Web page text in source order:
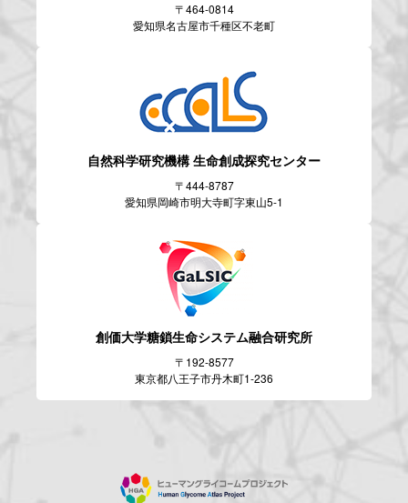
〒464-0814
愛知県名古屋市千種区不老町
自然科学研究機構生命創成探究センター
〒444-8787
愛知県岡崎市明大寺町字東山5-1
創価大学糖鎖生命システム融合研究所
〒192-8577
東京都八王子市丹木町1-236